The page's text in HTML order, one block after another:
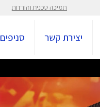
תמיכה טכנית והורדות
יצירת קשר סניפים